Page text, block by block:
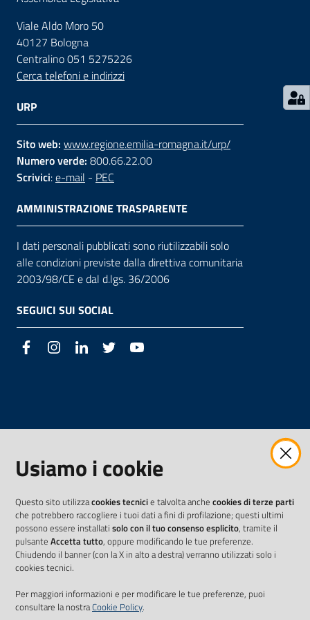
Contatti
su
Viale Aldo Moro 50
40127 Bologna
Centralino 051 5275226
Cerca telefoni e indirizzi
URP
Sito web: www.regione.emilia-romagna.it/urp/
Numero verde: 800.66.22.00
Scrivici:e-mail - PEC
AMMINISTRAZIONE TRASPARENTE
I dati personali pubblicati sono riutilizzabili solo
alle condizioni previste dalla direttiva comunitaria
2003/98/CE e dal d.lgs. 36/2006
SEGUICI SUI SOCIAL
FacebookInstagramLinkedIn Twitter
Usiamo i cookie
Questo sito utilizzacookies tecnicie talvolta anche cookies di terze parti
che potrebbero raccogliere i tuoi dati a fini di profilazione; questi ultimi
possono essere installati solo con il tuo consenso esplicito, tramite il
pulsante Accetta tutto, oppure modificando le tue preferenze.
Chiudendo il banner (con la X in alto a destra) verranno utilizzati solo i
cookies tecnici.
Per maggiori informazioni e per modificare le tue preferenze, puoi
consultare la nostraCookie Policy.